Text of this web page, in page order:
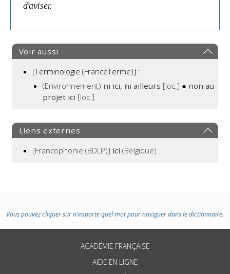
d’aviser.
Voir aussi
[Terminologie (FranceTerme)] :
(Environnement) ni ici, ni ailleurs [loc.] ● non au
projet ici [loc.]
Liens externes
[Francophonie (BDLP)] ici (Belgique)
Vous pouvez cliquer sur n’importe quel mot pour naviguer dans le dictionnaire.
ACADÉMIE FRANÇAISE
AIDE EN LIGNE